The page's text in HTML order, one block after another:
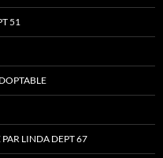
51
LINDA DEPT 67